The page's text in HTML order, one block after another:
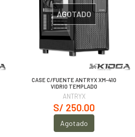
AGOTADO
CASE C/FUENTE ANTRYX XM-410
VIDRIO TEMPLADO
ANTRYX
S/ 250.00
Agotado